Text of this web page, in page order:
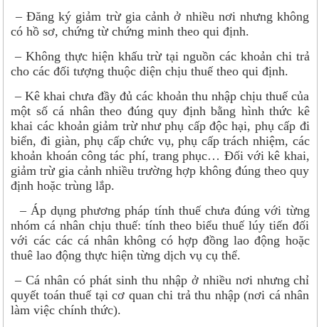
– Đăng ký giảm trừ gia cảnh ở nhiều nơi nhưng không
có hồ sơ, chứng từ chứng minh theo qui định.
– Không thực hiện khấu trừ tại nguồn các khoản chi trả
cho các đối tượng thuộc diện chịu thuế theo qui định.
– Kê khai chưa đầy đủ các khoản thu nhập chịu thuế của
một số cá nhân theo đúng quy định bằng hình thức kê
khai các khoản giảm trừ như phụ cấp độc hại, phụ cấp đi
biển, đi giàn, phụ cấp chức vụ, phụ cấp trách nhiệm, các
khoản khoán công tác phí, trang phục… Đối với kê khai,
giảm trừ gia cảnh nhiều trường hợp không đúng theo quy
định hoặc trùng lắp.
– Áp dụng phương pháp tính thuế chưa đúng với từng
nhóm cá nhân chịu thuế: tính theo biểu thuế lúy tiến đối
với các các cá nhân không có hợp đồng lao động hoặc
thuê lao động thực hiện từng dịch vụ cụ thể.
– Cá nhân có phát sinh thu nhập ở nhiều nơi nhưng chỉ
quyết toán thuế tại cơ quan chi trả thu nhập (nơi cá nhân
làm việc chính thức).